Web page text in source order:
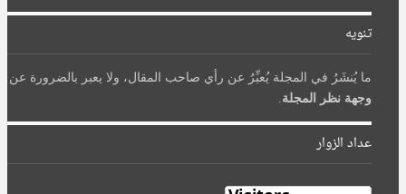
تنويه
ما يُنشَرُ في المجلة يُعبِّرُ عن رأي صاحب المقال، ولا يعبر بالضرورة عن
وجهة نظر المجلة
عداد الزوار